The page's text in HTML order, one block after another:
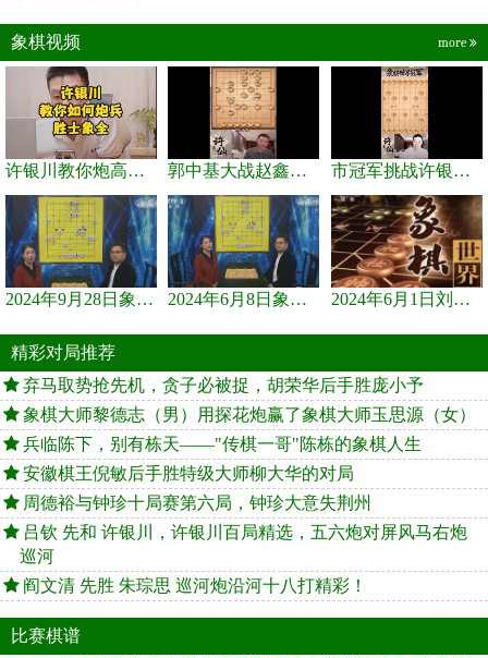
象棋视频 more
许银川教你炮高兵士象全如何赢士象全，简单四步即可 郭中基大战赵鑫鑫，许银川激情讲解 市冠军挑战许银川，急进中兵变化真激烈！
2024年9月28日象棋世界栏目，刘君、蒋川讲解了第九届杨官璘杯象棋... 2024年6月8日象棋世界，刘君、蒋川讲解了第九届杨官璘杯全国象棋... 2024年6月1日刘君、蒋川讲解第三届上海杯象棋大师赛谢靖与李少庚...
精彩对局推荐
弃马取势抢先机，贪子必被捉，胡荣华后手胜庞小予
象棋大师黎德志（男）用探花炮赢了象棋大师玉思源（女）
兵临陈下，别有栋天——"传棋一哥"陈栋的象棋人生
安徽棋王倪敏后手胜特级大师柳大华的对局
周德裕与钟珍十局赛第六局，钟珍大意失荆州
吕钦 先和 许银川，许银川百局精选，五六炮对屏风马右炮
巡河
阎文清 先胜 朱琮思 巡河炮沿河十八打精彩！
比赛棋谱